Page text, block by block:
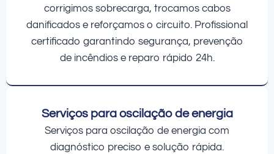
corrigimos sobrecarga, trocamos cabos
danificados e reforçamos o circuito. Profissional
certificado garantindo segurança, prevenção
de incêndios e reparo rápido 24h.
Serviços para oscilação de energia
Serviços para oscilação de energia com
diagnóstico preciso e solução rápida.